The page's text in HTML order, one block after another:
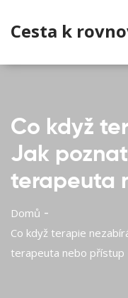
Cesta k
Co když
Jak
terapeuta
Domů
Co když terapie
terapeuta nebo přístup